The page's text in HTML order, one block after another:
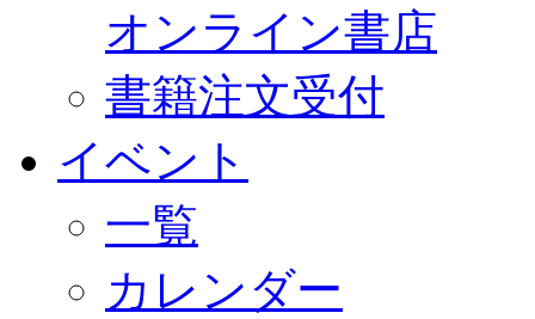
オンライン書店
書籍注文受付
イベント
一覧
カレンダー